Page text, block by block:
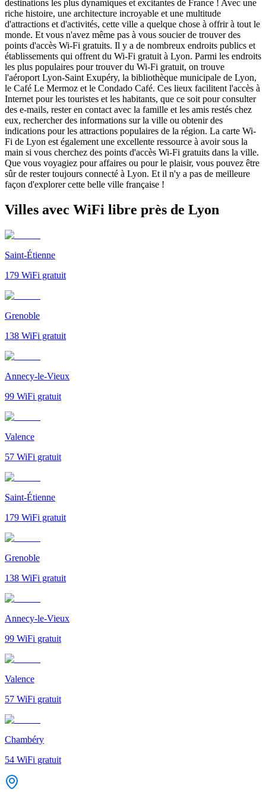
destinations les plus dynamiques et excitantes de France ! Avec une
riche histoire, une architecture incroyable et une multitude
d'attractions et d'activités, cette ville a quelque chose à offrir à tout le
monde. Et vous n'avez même pas à vous soucier de trouver des
points d'accès Wi-Fi gratuits. Il y a de nombreux endroits publics et
établissements qui offrent du Wi-Fi gratuit à Lyon. Parmi les endroits
les plus populaires pour trouver du Wi-Fi gratuit, on trouve
l'aéroport Lyon-Saint Exupéry, la bibliothèque municipale de Lyon,
le Café Le Mermoz et le Condado Café. Ces lieux facilitent l'accès à
Internet pour les touristes et les habitants, que ce soit pour consulter
des e-mails, rester en contact avec la famille et les amis restés chez
eux, rechercher des informations sur la ville ou obtenir des
indications pour les attractions populaires de la région. La carte Wi-
Fi de Lyon est également une excellente ressource à avoir sous la
main si vous cherchez des points d'accès Wi-Fi gratuits dans la ville.
Que vous voyagiez pour affaires ou pour le plaisir, vous pouvez être
sûr de rester toujours connecté à Lyon. Et il n'y a pas de meilleure
façon d'explorer cette belle ville française !
Villes avec WiFi libre près de Lyon
Saint-Étienne
179 WiFi gratuit
Grenoble
138 WiFi gratuit
Annecy-le-Vieux
99 WiFi gratuit
Valence
57 WiFi gratuit
Saint-Étienne
179 WiFi gratuit
Grenoble
138 WiFi gratuit
Annecy-le-Vieux
99 WiFi gratuit
Valence
57 WiFi gratuit
Chambéry
54 WiFi gratuit